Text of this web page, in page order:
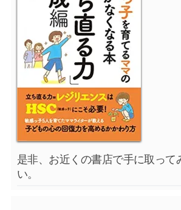
是非、お近くの書店で手に取って
い。